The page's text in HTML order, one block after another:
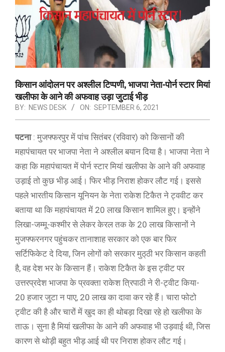
किसान आंदोलन पर अश्लील टिप्पणी, भाजपा नेता-पोर्न स्टार मियां
खलीफा के आने की अफवाह उड़ा जुटाई भीड़
BY: NEWS DESK ON: SEPTEMBER 6, 2021
पटना : मुजफ्फरपुर में पांच सितंबर (रविवार) को किसानों की
महापंचायत पर भाजपा नेता ने अश्लील बयान दिया है। भाजपा नेता ने
कहा कि महापंचायत में पोर्न स्टार मियां खलीफा के आने की अफवाह
उड़ाई तो कुछ भीड़ आई। फिर भीड़ निराश होकर लौट गई। इससे
पहले भारतीय किसान यूनियन के नेता राकेश टिकैत ने ट्ववीट कर
बताया था कि महापंचायत में 20 लाख किसान शामिल हुए। इन्होंने
लिखा-जम्मू-कश्मीर से लेकर केरल तक के 20 लाख किसानों ने
मुजफ्फरनगर पहुंचकर तानाशाह सरकार को एक बार फिर
सर्टिफिकेट दे दिया, जिन लोगों को सरकार मुठ्‌ठी भर किसान कहती
है, वह देश भर के किसान हैं। राकेश टिकैत के इस ट्वीट पर
उत्तरप्रदेश भाजपा के प्रवक्ता राकेश त्रिपाठी ने री-ट्वीट किया-
20 हजार जुटा न पाए, 20 लाख का दावा कर रहे हैं। चारा फोटो
ट्वीट की है और चारों में खुद का ही थोबड़ा दिखा रहे हो खलीफा के
ताऊ। सुना है मियां खलीफा के आने की अफवाह भी उड़वाई थी, जिस
कारण से थोड़ी बहुत भीड़ आई थी पर निराश होकर लौट गई।